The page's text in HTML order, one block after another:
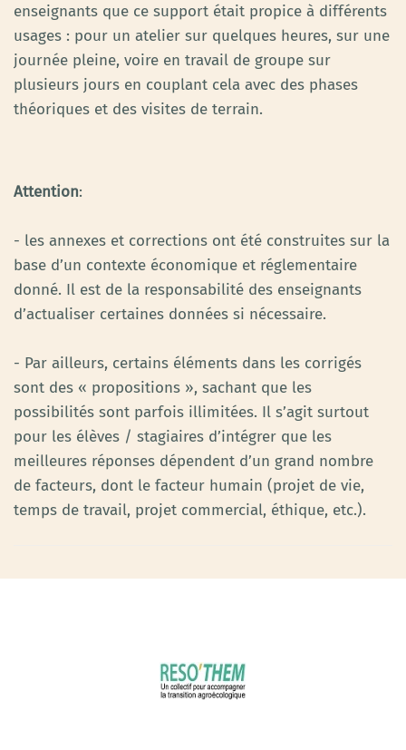
enseignants que ce support était propice à différents
usages : pour un atelier sur quelques heures, sur une
journée pleine, voire en travail de groupe sur
plusieurs jours en couplant cela avec des phases
théoriques et des visites de terrain.
Attention:
- les annexes et corrections ont été construites sur la
base d’un contexte économique et réglementaire
donné. Il est de la responsabilité des enseignants
d’actualiser certaines données si nécessaire.
- Par ailleurs, certains éléments dans les corrigés
sont des « propositions », sachant que les
possibilités sont parfois illimitées. Il s’agit surtout
pour les élèves / stagiaires d’intégrer que les
meilleures réponses dépendent d’un grand nombre
de facteurs, dont le facteur humain (projet de vie,
temps de travail, projet commercial, éthique, etc.).